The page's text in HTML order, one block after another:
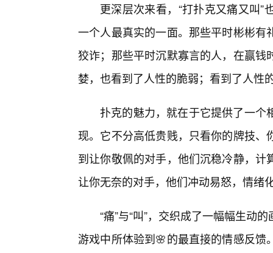
更深层次来看，“打扑克又痛又叫
一个人最真实的一面。那些平时彬彬
狡诈；那些平时沉默寡言的人，在赢
婪，也看到了人性的脆弱；看到了人性
扑克的魅力，就在于它提供了一个
现。它不分高低贵贱，只看你的牌技
到让你敬佩的对手，他们沉稳冷静，
让你无奈的对手，他们冲动易怒，情绪
“痛”与“叫”，交织成了一幅幅生动
游戏中所体验到🌸的最直接的情感反